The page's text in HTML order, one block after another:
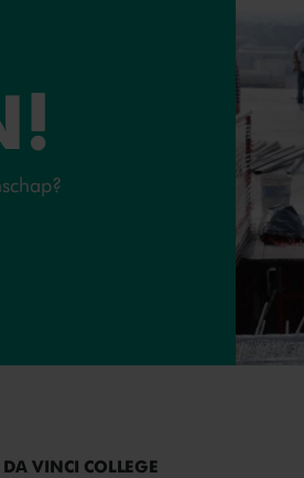
DA VINCI COLLEGE